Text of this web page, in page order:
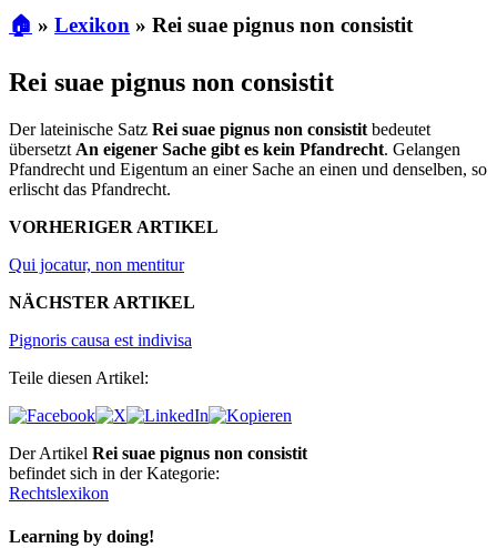
🏠 » Lexikon » Rei suae pignus non consistit
Rei suae pignus non consistit
Der lateinische Satz Rei suae pignus non consistit bedeutet
übersetzt An eigener Sache gibt es kein Pfandrecht. Gelangen
Pfandrecht und Eigentum an einer Sache an einen und denselben, so
erlischt das Pfandrecht.
VORHERIGER ARTIKEL
Qui jocatur, non mentitur
NÄCHSTER ARTIKEL
Pignoris causa est indivisa
Teile diesen Artikel:
Der Artikel Rei suae pignus non consistit
befindet sich in der Kategorie:
Rechtslexikon
Learning by doing!